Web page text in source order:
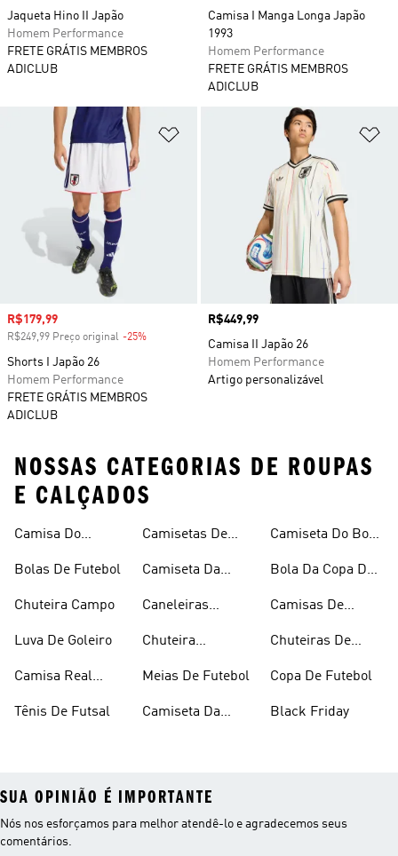
Jaqueta Hino II Japão
Homem Performance
FRETE GRÁTIS MEMBROS
ADICLUB
Camisa I Manga Longa Japão
1993
Homem Performance
FRETE GRÁTIS MEMBROS
ADICLUB
Adicionar à Lista de Desejos
Preço com desconto
R$179,99
R$249,99 Preço original -25%
Shorts I Japão 26
Homem Performance
FRETE GRÁTIS MEMBROS
ADICLUB
Preço
R$449,99
Camisa II Japão 26
Homem Performance
Artigo personalizável
NOSSAS CATEGORIAS DE ROUPAS
E CALÇADOS
Camisa Do
Bolas De Futebol
Chuteira Campo
Luva De Goleiro
Camisa Real
Tênis De Futsal
Camisetas De
Camiseta Da
Caneleiras
Chuteira
Meias De Futebol
Camiseta Da
Camiseta Do Boca
Bola Da Copa Do
Camisas De
Chuteiras De
Copa De Futebol
Black Friday
SUA OPINIÃO É IMPORTANTE
Nós nos esforçamos para melhor atendê-lo e agradecemos seus
comentários.